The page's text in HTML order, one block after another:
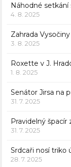
Náhodné setkání
4. 8. 2025
Zahrada
3. 8. 2025
Roxette v J.
1. 8. 2025
Senátor Jirsa na
31. 7. 2025
Pravidelný špacír
31. 7. 2025
Srdcaři nosí triko
28. 7. 2025